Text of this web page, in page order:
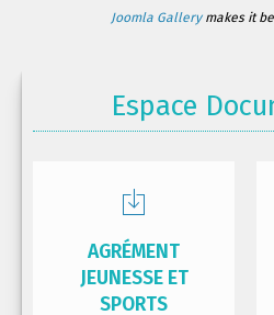
Joomla Gallerymakes it
Espace
AGRÉMENT
JEUNESSE ET
SPORTS